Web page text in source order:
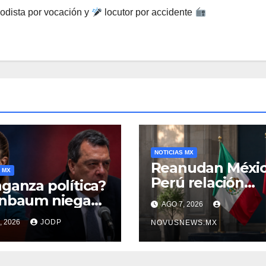
por vocación y
locutor por accidente
MX
política?
niega
negra en
de Ángel
2026 JODP
NOTICIAS MX
Reanudan
Perú relación
diplomática
AGO 7, 2026
NOVUSNEWS.MX